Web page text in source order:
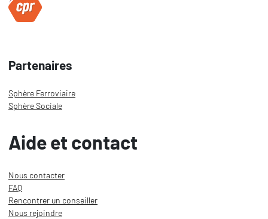
Partenaires
Sphère Ferroviaire
Sphère Sociale
Aide et contact
Nous contacter
FAQ
Rencontrer un conseiller
Nous rejoindre